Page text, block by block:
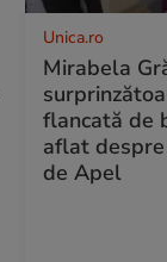
Unica.ro
Mirabela
flancată de
aflat
de Apel